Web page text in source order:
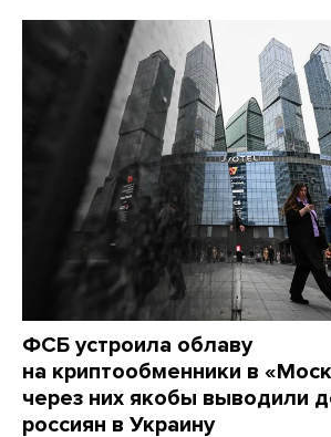
ФСБ устроила облаву
на криптообменники в
через них якобы выводили
россиян в Украину